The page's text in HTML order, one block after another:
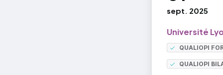
sept. 2025
Université
QUALIOPI
QUALIOPI